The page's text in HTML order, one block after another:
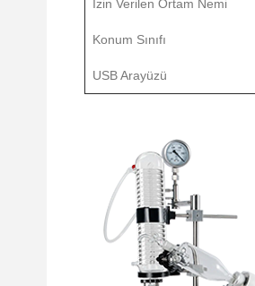
İzin Verilen Ortam Nemi
Konum Sınıfı
USB Arayüzü